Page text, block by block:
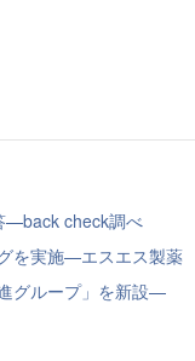
—back check調べ
を実施—エスエス製薬
グループ」を新設—